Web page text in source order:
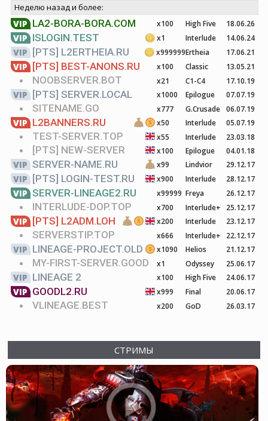
Неделю назад и более:
VIP LA2-BORA-BORA.COM x100 High Five 18.06.26
VIP ISLOGIN.TEST x1 Interlude 14.06.24
VIP [PTS] L2ERTHEIA.RU x999999Ertheia 17.06.21
VIP [PTS] BEST-ANONS.RU x100 Classic 13.05.21
NOOBSERVER.BOT x21 C1-C4 17.10.19
VIP [PTS] SERVER.LOCAL x1000 Epilogue 07.07.19
SITENAME.GO x777 G.Crusade 06.07.19
VIP L2BANNERS.RU x50 Interlude 05.07.19
TEST-SERVER.TOP x55 Interlude 23.03.18
[PTS] NEW-SERVER x100 Epilogue 04.01.18
VIP SERVER-NAME.RU x99 Lindvior 29.12.17
VIP [PTS] LOGIN-TEST.RU x900 Interlude 28.12.17
VIP SERVER-LINEAGE2.RU x99999 Freya 26.12.17
INTERLUDE-DOP.TOP x700 Interlude+ 25.12.17
VIP [PTS] L2ADM.LOH x200 Interlude 23.12.17
SERVERSTIP.TOP x666 Interlude+ 22.12.17
VIP LINEAGE-PROJECT.OLD x1090 Helios 21.12.17
MY-FIRST-SERVER.GOOD x1 Odyssey 25.06.17
VIP LINEAGE 2 x100 High Five 24.06.17
VIP GOODL2.RU x999 Final 20.06.17
VLINEAGE.BEST x200 GoD 26.03.17
СТРИМЫ